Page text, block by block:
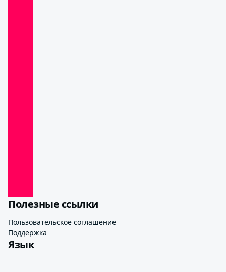
Полезные ссылки
Пользовательское соглашение
Поддержка
Язык